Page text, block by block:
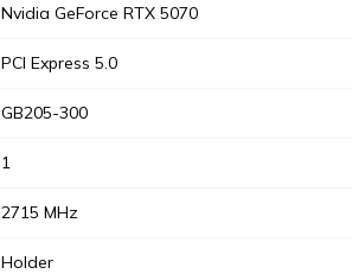
Nvidia GeForce RTX 5070
PCI Express 5.0
GB205-300
1
2715 MHz
Holder